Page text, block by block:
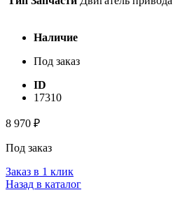
Наличие
Под заказ
ID
17310
8 970 ₽
Под заказ
Заказ в 1 клик
Назад в каталог